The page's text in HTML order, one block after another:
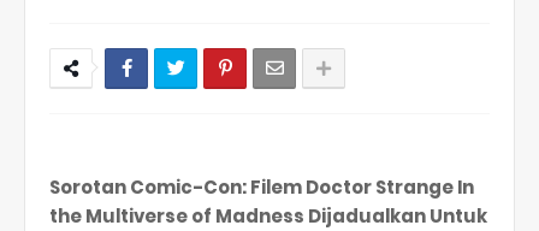
Sorotan Comic-Con: Filem Doctor Strange In
the Multiverse of Madness Dijadualkan Untuk